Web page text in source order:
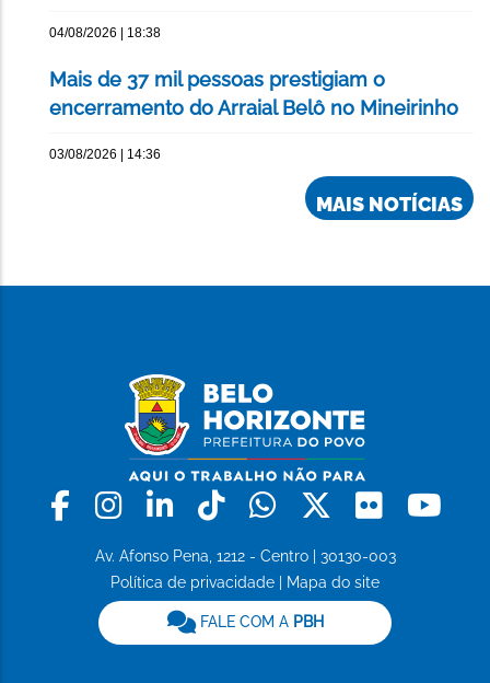
04/08/2026 | 18:38
Mais de 37 mil pessoas prestigiam o
encerramento do Arraial Belô no Mineirinho
03/08/2026 | 14:36
MAIS NOTÍCIAS
Facebook
Instagram
LinkedinTiktokWhatsapp
X Flickr
Av. Afonso Pena, 1212 - Centro | 30130-003
Política de privacidade
Mapa do site
FALE COM A PBH